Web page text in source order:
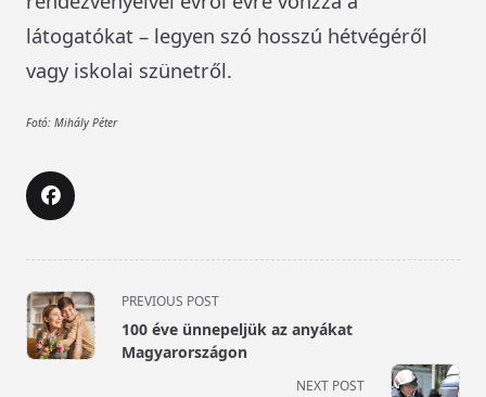
látogatókat – legyen szó hosszú hétvégéről
vagy iskolai szünetről.
Fotó: Mihály Péter
<span
class="nav-
subtitle
PREVIOUS POST
100 éve ünnepeljük az anyákat
Magyarországon
NEXT POST